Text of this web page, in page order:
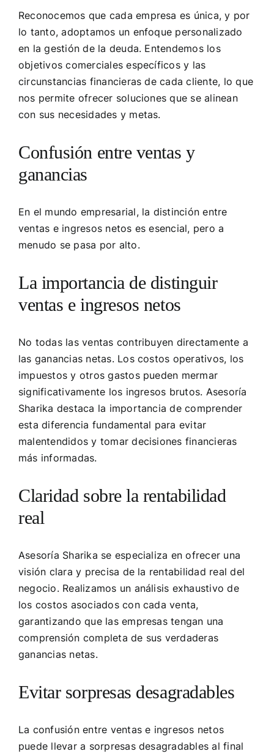
Reconocemos que cada empresa es única, y por
lo tanto, adoptamos un enfoque personalizado
en la gestión de la deuda. Entendemos los
objetivos comerciales específicos y las
circunstancias financieras de cada cliente, lo que
nos permite ofrecer soluciones que se alinean
con sus necesidades y metas.
Confusión entre ventas y
ganancias
En el mundo empresarial, la distinción entre
ventas e ingresos netos es esencial, pero a
menudo se pasa por alto.
La importancia de distinguir
ventas e ingresos netos
No todas las ventas contribuyen directamente a
las ganancias netas. Los costos operativos, los
impuestos y otros gastos pueden mermar
significativamente los ingresos brutos. Asesoría
Sharika destaca la importancia de comprender
esta diferencia fundamental para evitar
malentendidos y tomar decisiones financieras
más informadas.
Claridad sobre la rentabilidad
real
Asesoría Sharika se especializa en ofrecer una
visión clara y precisa de la rentabilidad real del
negocio. Realizamos un análisis exhaustivo de
los costos asociados con cada venta,
garantizando que las empresas tengan una
comprensión completa de sus verdaderas
ganancias netas.
Evitar sorpresas desagradables
La confusión entre ventas e ingresos netos
puede llevar a sorpresas desagradables al final